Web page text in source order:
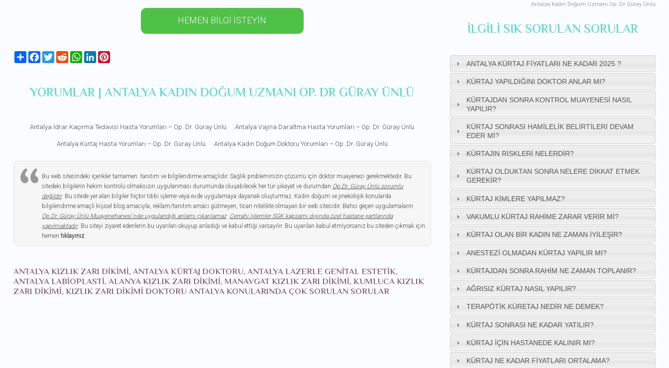
HEMEN BİLGİ İSTEYİN
Share Facebook
TwitterRedditWhatsApp
LinkedIn
YORUMLAR | ANTALYA KADIN DOĞUM UZMANI OP. DR GÜRAY ÜNLÜ
Antalya İdrar Kaçırma Tedavisi Hasta Yorumları – Op. Dr. Güray Ünlü Antalya Vajina Daraltma Hasta Yorumları – Op. Dr. Güray Ünlü
Antalya Kürtaj Hasta Yorumları – Op. Dr. Güray Ünlü Antalya Kadın Doğum Doktoru Yorumları – Op. Dr. Güray Ünlü
Bu web sitesindeki içerikler tamamen tanıtım ve bilgilendirme amaçlıdır. Sağlık probleminizin çözümü için doktor muayenesi gerekmektedir. Bu
sitedeki bilgilerin hekim kontrolü olmaksızın uygulanması durumunda oluşabilecek her tür şikayet ve durumdan Op.Dr. Güray Ünlü sorumlu
değildir. Bu sitede yer alan bilgiler hiçbir tıbbi işleme veya evde uygulamaya dayanak oluşturmaz. Kadın doğum ve jinekolojik konularda
bilgilendirme amaçlı kişisel blog amacıyla, reklam/tanıtım amacı gütmeyen, ticari nitelikte olmayan bir web sitesidir. Bahsi geçen uygulamaların
Op.Dr. Güray Ünlü Muayenehanesi`nde uygulandığı anlamı çıkarılamaz. Cerrahi işlemler SGK kapsamı dışında özel hastane şartlarında
yapılmaktadır. Bu siteyi ziyaret edenlerin bu uyarıları okuyup anladığı ve kabul ettiği varsayılır. Bu uyarıları kabul etmiyorsanız bu siteden çıkmak için
hemen tıklayınız.
ANTALYA KIZLIK ZARI DIKIMI, ANTALYA KÜRTAJ DOKTORU, ANTALYA LAZERLE GENITAL ESTETIK,
ANTALYA LABIOPLASTI, ALANYA KIZLIK ZARI DIKIMI, MANAVGAT KIZLIK ZARI DIKIMI, KUMLUCA KIZLIK
ZARI DIKIMI, KIZLIK ZARI DIKIMI DOKTORU ANTALYA KONULARINDA ÇOK SORULAN SORULAR
Antalya Kadın Doğum Uzmanı Op. Dr Güray Ünlü
ILGILI SIK SORULAN SORULAR
ANTALYA KÜRTAJ FIYATLARI NE KADAR 2025 ?
KÜRTAJ YAPILDIĞINI DOKTOR ANLAR MI?
KÜRTAJDAN SONRA KONTROL MUAYENESI NASIL
YAPILIR?
KÜRTAJ SONRASI HAMILELIK BELIRTILERI DEVAM
EDER MI?
KÜRTAJIN RISKLERI NELERDIR?
KÜRTAJ OLDUKTAN SONRA NELERE DIKKAT ETMEK
GEREKIR?
KÜRTAJ KIMLERE YAPILMAZ?
VAKUMLU KÜRTAJ RAHIME ZARAR VERIR MI?
KÜRTAJ OLAN BIR KADIN NE ZAMAN IYILEŞIR?
ANESTEZI OLMADAN KÜRTAJ YAPILIR MI?
KÜRTAJDAN SONRA RAHIM NE ZAMAN TOPLANIR?
AĞRISIZ KÜRTAJ NASIL YAPILIR?
TERAPÖTIK KÜRETAJ NEDIR NE DEMEK?
KÜRTAJ SONRASI NE KADAR YATILIR?
KÜRTAJ IÇIN HASTANEDE KALINIR MI?
KÜRTAJ NE KADAR FIYATLARI ORTALAMA?